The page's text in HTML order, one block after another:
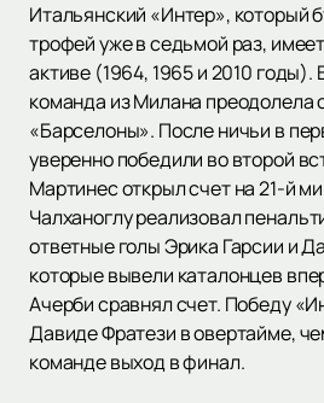
Итальянский «Интер», который
трофей уже в седьмой раз,
активе (1964, 1965 и 2010 годы).
команда из Милана преодолела
«Барселоны». После ничьи в
уверенно победили во второй
Мартинес открыл счет на 21-й
Чалханоглу реализовал
ответные голы Эрика Гарсии и
которые вывели каталонцев
Ачерби сравнял счет. Победу
Давиде Фратези в овертайме,
команде выход в финал.